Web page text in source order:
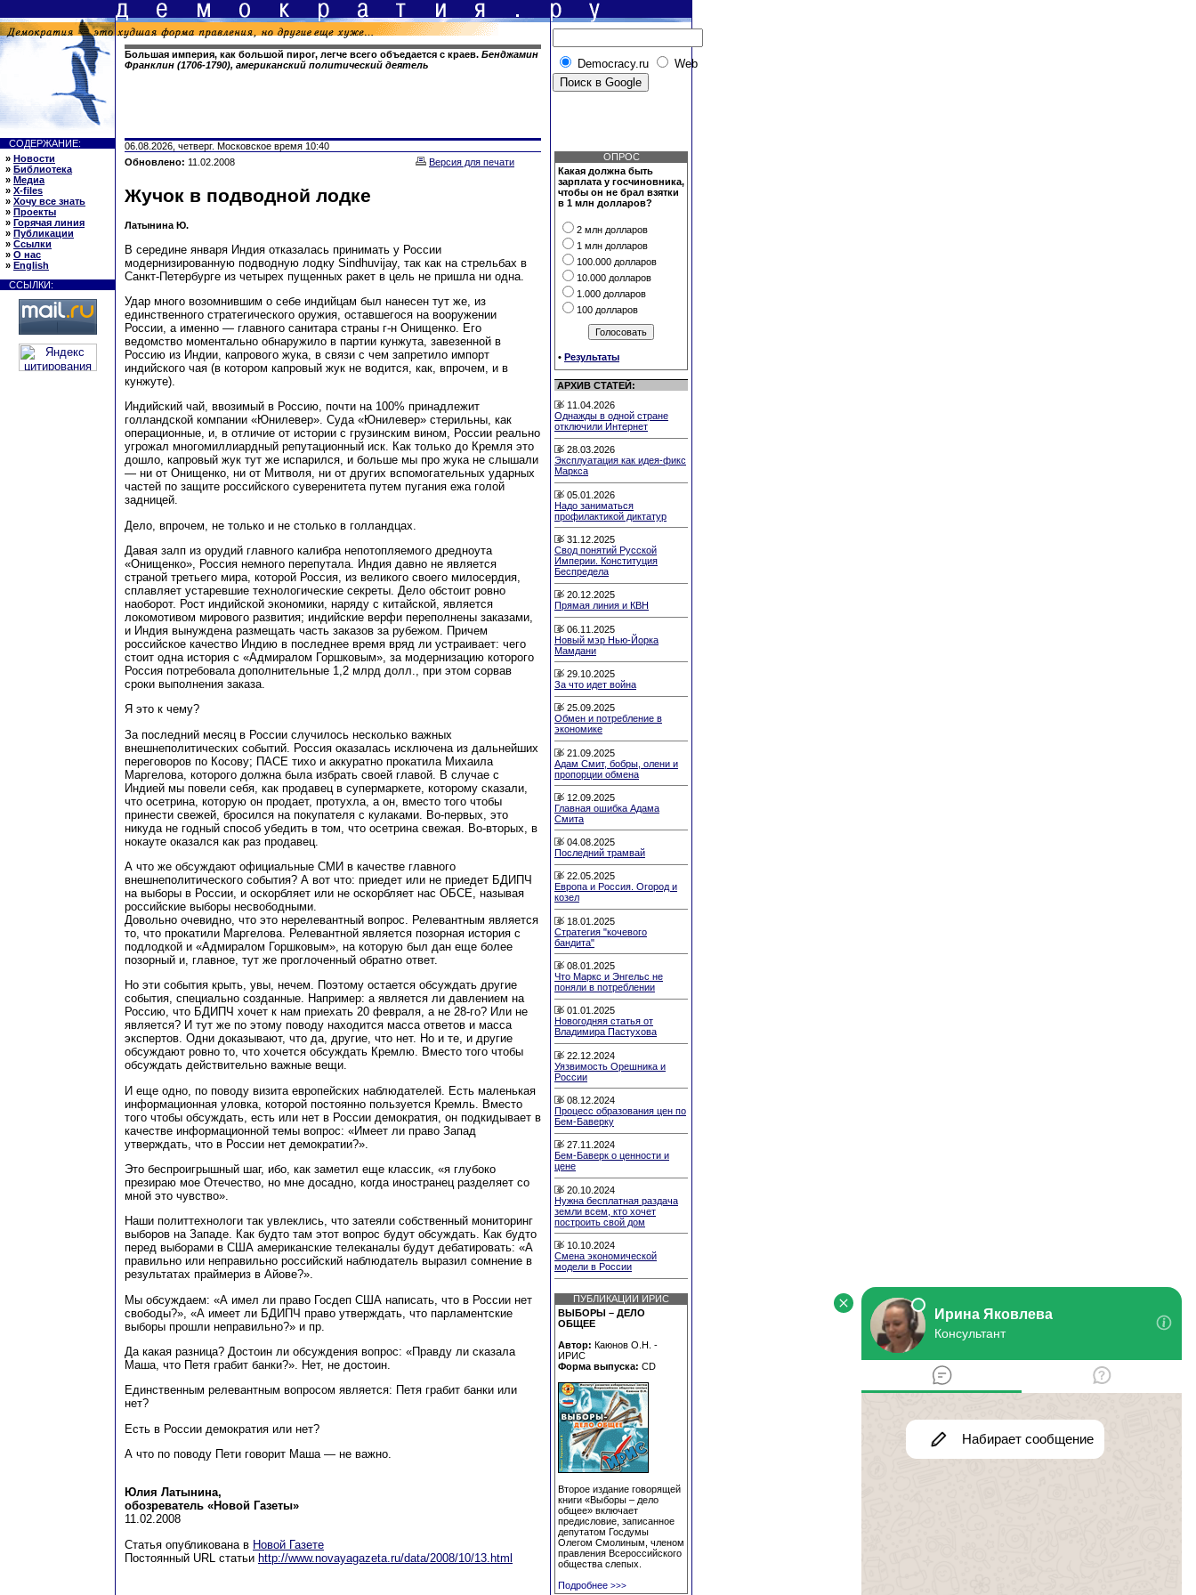
Большая империя, как большой пирог, легче всего объедается с краев. Бенджамин
Франклин (1706-1790), американский политический деятель
Democracy.ru Web
СОДЕРЖАНИЕ:
» Новости
» Библиотека
» Медиа
» X-files
» Хочу все знать
» Проекты
» Горячая линия
» Публикации
» Ссылки
» О нас
» English
ССЫЛКИ:
06.08.2026, четверг. Московское время 10:40
Обновлено: 11.02.2008 Версия для печати
Жучок в подводной лодке
Латынина Ю.
В середине января Индия отказалась принимать у России
модернизированную подводную лодку Sindhuvijay, так как на стрельбах в
Санкт-Петербурге из четырех пущенных ракет в цель не пришла ни одна.
Удар много возомнившим о себе индийцам был нанесен тут же, из
единственного стратегического оружия, оставшегося на вооружении
России, а именно — главного санитара страны г-н Онищенко. Его
ведомство моментально обнаружило в партии кунжута, завезенной в
Россию из Индии, капрового жука, в связи с чем запретило импорт
индийского чая (в котором капровый жук не водится, как, впрочем, и в
кунжуте).
Индийский чай, ввозимый в Россию, почти на 100% принадлежит
голландской компании «Юнилевер». Суда «Юнилевер» стерильны, как
операционные, и, в отличие от истории с грузинским вином, России реально
угрожал многомиллиардный репутационный иск. Как только до Кремля это
дошло, капровый жук тут же испарился, и больше мы про жука не слышали
— ни от Онищенко, ни от Митволя, ни от других вспомогательных ударных
частей по защите российского суверенитета путем пугания ежа голой
задницей.
Дело, впрочем, не только и не столько в голландцах.
Давая залп из орудий главного калибра непотопляемого дредноута
«Онищенко», Россия немного перепутала. Индия давно не является
страной третьего мира, которой Россия, из великого своего милосердия,
сплавляет устаревшие технологические секреты. Дело обстоит ровно
наоборот. Рост индийской экономики, наряду с китайской, является
локомотивом мирового развития; индийские верфи переполнены заказами,
и Индия вынуждена размещать часть заказов за рубежом. Причем
российское качество Индию в последнее время вряд ли устраивает: чего
стоит одна история с «Адмиралом Горшковым», за модернизацию которого
Россия потребовала дополнительные 1,2 млрд долл., при этом сорвав
сроки выполнения заказа.
Я это к чему?
За последний месяц в России случилось несколько важных
внешнеполитических событий. Россия оказалась исключена из дальнейших
переговоров по Косову; ПАСЕ тихо и аккуратно прокатила Михаила
Маргелова, которого должна была избрать своей главой. В случае с
Индией мы повели себя, как продавец в супермаркете, которому сказали,
что осетрина, которую он продает, протухла, а он, вместо того чтобы
принести свежей, бросился на покупателя с кулаками. Во-первых, это
никуда не годный способ убедить в том, что осетрина свежая. Во-вторых, в
нокауте оказался как раз продавец.
А что же обсуждают официальные СМИ в качестве главного
внешнеполитического события? А вот что: приедет или не приедет БДИПЧ
на выборы в России, и оскорбляет или не оскорбляет нас ОБСЕ, называя
российские выборы несвободными.
Довольно очевидно, что это нерелевантный вопрос. Релевантным является
то, что прокатили Маргелова. Релевантной является позорная история с
подлодкой и «Адмиралом Горшковым», на которую был дан еще более
позорный и, главное, тут же проглоченный обратно ответ.
Но эти события крыть, увы, нечем. Поэтому остается обсуждать другие
события, специально созданные. Например: а является ли давлением на
Россию, что БДИПЧ хочет к нам приехать 20 февраля, а не 28-го? Или не
является? И тут же по этому поводу находится масса ответов и масса
экспертов. Одни доказывают, что да, другие, что нет. Но и те, и другие
обсуждают ровно то, что хочется обсуждать Кремлю. Вместо того чтобы
обсуждать действительно важные вещи.
И еще одно, по поводу визита европейских наблюдателей. Есть маленькая
информационная уловка, которой постоянно пользуется Кремль. Вместо
того чтобы обсуждать, есть или нет в России демократия, он подкидывает в
качестве информационной темы вопрос: «Имеет ли право Запад
утверждать, что в России нет демократии?».
Это беспроигрышный шаг, ибо, как заметил еще классик, «я глубоко
презираю мое Отечество, но мне досадно, когда иностранец разделяет со
мной это чувство».
Наши политтехнологи так увлеклись, что затеяли собственный мониторинг
выборов на Западе. Как будто там этот вопрос будут обсуждать. Как будто
перед выборами в США американские телеканалы будут дебатировать: «А
правильно или неправильно российский наблюдатель выразил сомнение в
результатах праймериз в Айове?».
Мы обсуждаем: «А имел ли право Госдеп США написать, что в России нет
свободы?», «А имеет ли БДИПЧ право утверждать, что парламентские
выборы прошли неправильно?» и пр.
Да какая разница? Достоин ли обсуждения вопрос: «Правду ли сказала
Маша, что Петя грабит банки?». Нет, не достоин.
Единственным релевантным вопросом является: Петя грабит банки или
нет?
Есть в России демократия или нет?
А что по поводу Пети говорит Маша — не важно.
Юлия Латынина,
обозреватель «Новой Газеты»
11.02.2008
Статья опубликована в Новой Газете
Постоянный URL статьи http://www.novayagazeta.ru/data/2008/10/13.html
ОПРОС
Какая должна быть
зарплата у госчиновника,
чтобы он не брал взятки
в 1 млн долларов?
2 млн долларов
1 млн долларов
100.000 долларов
10.000 долларов
1.000 долларов
100 долларов
• Результаты
АРХИВ СТАТЕЙ:
11.04.2026
Однажды в одной стране
отключили Интернет
28.03.2026
Эксплуатация как идея-фикс
Маркса
05.01.2026
Надо заниматься
профилактикой диктатур
31.12.2025
Свод понятий Русской
Империи. Конституция
Беспредела
20.12.2025
Прямая линия и КВН
06.11.2025
Новый мэр Нью-Йорка
Мамдани
29.10.2025
За что идет война
25.09.2025
Обмен и потребление в
экономике
21.09.2025
Адам Смит, бобры, олени и
пропорции обмена
12.09.2025
Главная ошибка Адама
Смита
04.08.2025
Последний трамвай
22.05.2025
Европа и Россия. Огород и
козел
18.01.2025
Стратегия "кочевого
бандита"
08.01.2025
Что Маркс и Энгельс не
поняли в потреблении
01.01.2025
Новогодняя статья от
Владимира Пастухова
22.12.2024
Уязвимость Орешника и
России
08.12.2024
Процесс образования цен по
Бем-Баверку
27.11.2024
Бем-Баверк о ценности и
цене
20.10.2024
Нужна бесплатная раздача
земли всем, кто хочет
построить свой дом
10.10.2024
Смена экономической
модели в России
ПУБЛИКАЦИИ ИРИС
ВЫБОРЫ – ДЕЛО
ОБЩЕЕ
Автор: Каюнов О.Н. -
ИРИС
Форма выпуска: CD
Второе издание говорящей
книги «Выборы – дело
общее» включает
предисловие, записанное
депутатом Госдумы
Олегом Смолиным, членом
правления Всероссийского
общества слепых.
Подробнее >>>